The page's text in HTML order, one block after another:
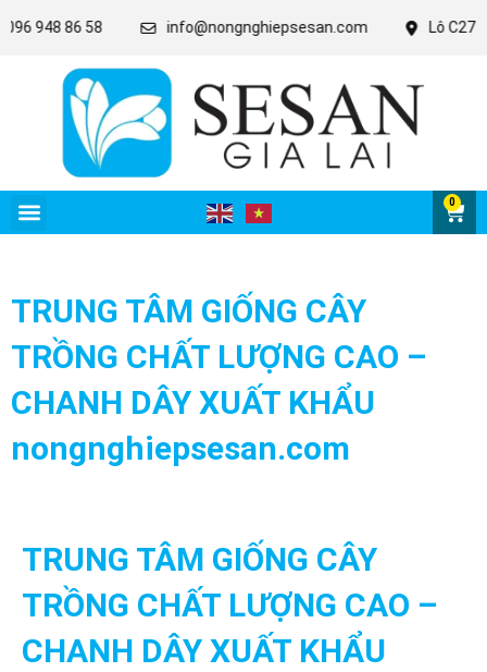
58 info@nongnghiepsesan.com Lô C27 - 28 - 31
0
TRUNG TÂM GIỐNG CÂY
TRỒNG CHẤT LƯỢNG CAO –
CHANH DÂY XUẤT KHẨU
nongnghiepsesan.com
TRUNG TÂM GIỐNG CÂY
TRỒNG CHẤT LƯỢNG CAO –
CHANH DÂY XUẤT KHẨU